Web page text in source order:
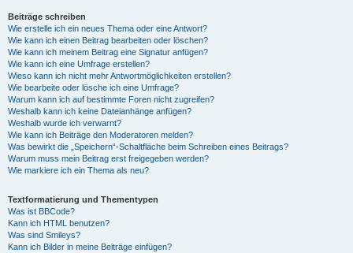
Beiträge schreiben
Wie erstelle ich ein neues Thema oder eine Antwort?
Wie kann ich einen Beitrag bearbeiten oder löschen?
Wie kann ich meinem Beitrag eine Signatur anfügen?
Wie kann ich eine Umfrage erstellen?
Wieso kann ich nicht mehr Antwortmöglichkeiten erstellen?
Wie bearbeite oder lösche ich eine Umfrage?
Warum kann ich auf bestimmte Foren nicht zugreifen?
Weshalb kann ich keine Dateianhänge anfügen?
Weshalb wurde ich verwarnt?
Wie kann ich Beiträge den Moderatoren melden?
Was bewirkt die „Speichern“-Schaltfläche beim Schreiben eines Beitrags?
Warum muss mein Beitrag erst freigegeben werden?
Wie markiere ich ein Thema als neu?
Textformatierung und Thementypen
Was ist BBCode?
Kann ich HTML benutzen?
Was sind Smileys?
Kann ich Bilder in meine Beiträge einfügen?